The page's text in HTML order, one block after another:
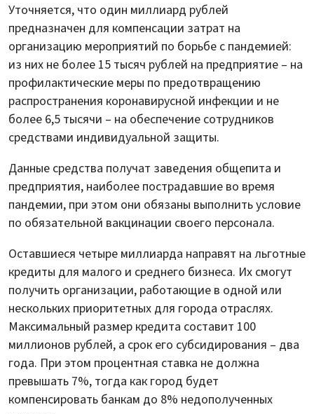
Уточняется, что один миллиард рублей
предназначен для компенсации затрат на
организацию мероприятий по борьбе с пандемией:
из них не более 15 тысяч рублей на предприятие – на
профилактические меры по предотвращению
распространения коронавирусной инфекции и не
более 6,5 тысячи – на обеспечение сотрудников
средствами индивидуальной защиты.
Данные средства получат заведения общепита и
предприятия, наиболее пострадавшие во время
пандемии, при этом они обязаны выполнить условие
по обязательной вакцинации своего персонала.
Оставшиеся четыре миллиарда направят на льготные
кредиты для малого и среднего бизнеса. Их смогут
получить организации, работающие в одной или
нескольких приоритетных для города отраслях.
Максимальный размер кредита составит 100
миллионов рублей, а срок его субсидирования – два
года. При этом процентная ставка не должна
превышать 7%, тогда как город будет
компенсировать банкам до 8% недополученных